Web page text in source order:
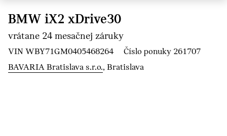
BMW iX2 xDrive30
vrátane 24 mesačnej záruky
VIN WBY71GM0405468264
Číslo ponuky 261707
BAVARIA Bratislava s.r.o., Bratislava